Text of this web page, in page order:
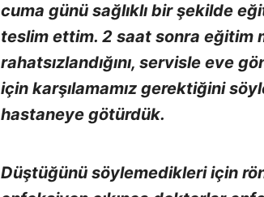
cuma günü sağlıklı bir şekilde
teslim ettim. 2 saat sonra eğitim
rahatsızlandığını, servisle eve
için karşılamamız gerektiğini
hastaneye götürdük.
Düştüğünü söylemedikleri için